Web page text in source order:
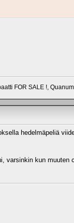
FOR SALE !,
hedelmäpeliä
varsinkin kun muuten